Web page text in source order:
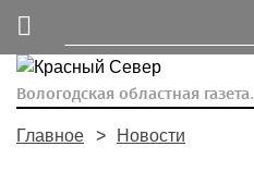
Вологодская областная газета.
Главное Новости